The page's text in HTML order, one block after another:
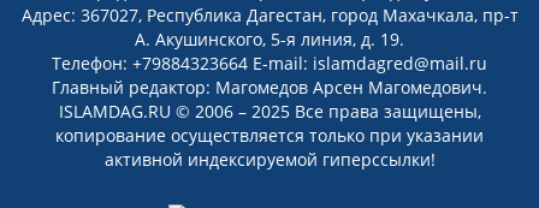
Адрес: 367027, Республика Дагестан, город Махачкала, пр-т
А. Акушинского, 5-я линия, д. 19.
Телефон: +79884323664 E-mail: islamdagred@mail.ru
Главный редактор: Магомедов Арсен Магомедович.
ISLAMDAG.RU © 2006 – 2025 Все права защищены,
копирование осуществляется только при указании
активной индексируемой гиперссылки!